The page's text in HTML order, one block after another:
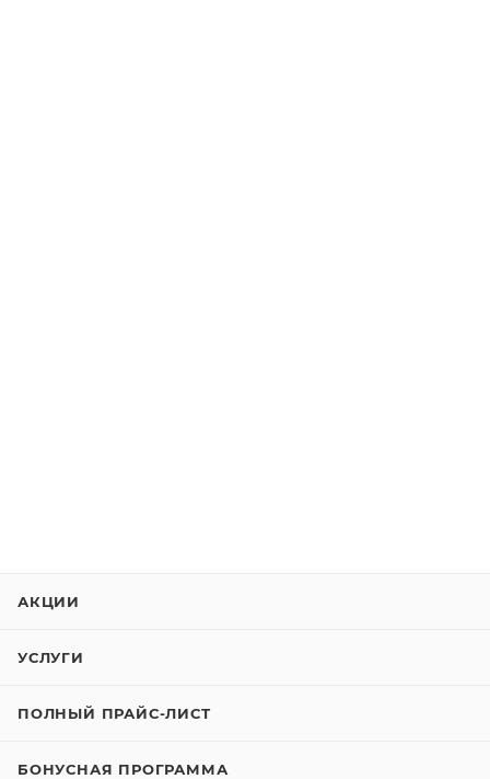
АКЦИИ
УСЛУГИ
ПОЛНЫЙ ПРАЙС-ЛИСТ
БОНУСНАЯ ПРОГРАММА